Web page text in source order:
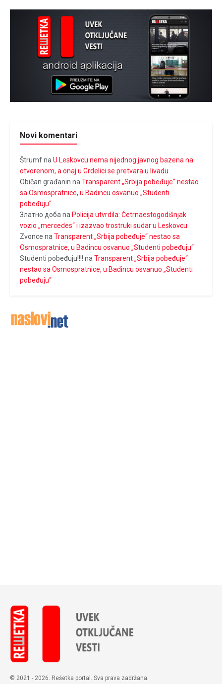
Novi komentari
Štrumfna U Leskovcu nema nijednog javnog bazena na
otvorenom, a onaj u Grdelici se pretvara u livadu
Običan građanin na Transparent „Srbija pobeđuje“ nestao
sa Osmospratnice, u Badincu osvanuo „Studenti
pobeđuju“
Златно доба na Policija utvrdila: Četrnaestogodišnjak
vozio „mercedes“ i izazvao trostruki sudar u Leskovcu
Zvonce na Transparent „Srbija pobeđuje“ nestao sa
Osmospratnice, u Badincu osvanuo „Studenti pobeđuju“
Studenti pobeđuju!!!! na Transparent „Srbija pobeđuje“
nestao sa Osmospratnice, u Badincu osvanuo „Studenti
pobeđuju“
© 2021 - 2026. Rešetka portal. Sva prava zadržana.